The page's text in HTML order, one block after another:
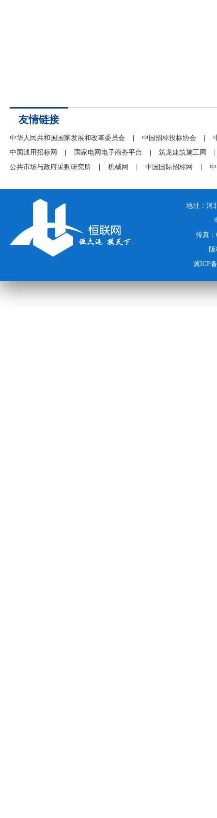
友情链接
中华人民共和国国家发展和改革委员会 中国招标投标协会
中国通用招标网
国家电网电子商务平台 筑龙建筑施工网
公共市场与政府采购研究所
机械网 中国国际招标网
地址：河
传真
冀ICP